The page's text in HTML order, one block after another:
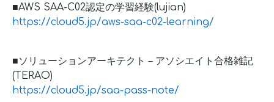
■AWS SAA-C02認定の学習経験(lujian)
https://cloud5.jp/aws-saa-c02-learning/
■ソリューションアーキテクト – アソシエイト合格雑記
(TERAO)
https://cloud5.jp/saa-pass-note/